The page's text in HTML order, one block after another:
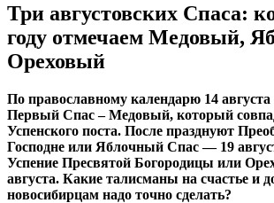
Три августовских Спаса:
году отмечаем Медовый,
Ореховый
По православному календарю 14 августа
Первый Спас – Медовый, который
Успенского поста. После празднуют
Господне или Яблочный Спас — 19
Успение Пресвятой Богородицы или
августа. Какие талисманы на счастье и
новосибирцам надо точно сделать?